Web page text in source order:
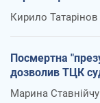
Кирило Татарінов
Посмертна
дозволив ТЦК
Марина